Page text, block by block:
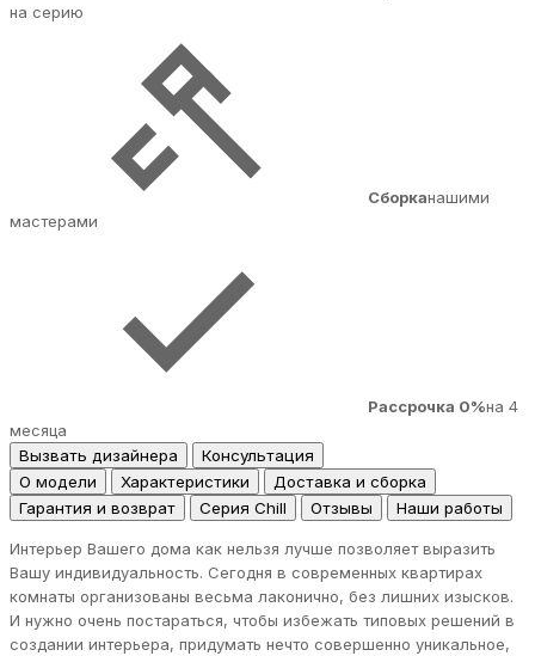
на серию
Сборканашими
мастерами
Рассрочка 0%на 4
месяца
Вызвать дизайнера
Консультация
О модели
Характеристики
Доставка и сборка
Гарантия и возврат
Серия Chill Отзывы Наши работы
Интерьер Вашего дома как нельзя лучше позволяет выразить
Вашу индивидуальность. Сегодня в современных квартирах
комнаты организованы весьма лаконично, без лишних изысков.
И нужно очень постараться, чтобы избежать типовых решений в
создании интерьера, придумать нечто совершенно уникальное,